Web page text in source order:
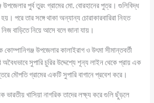
উপজেলার পুর্ব তুরং গ্রামের মো. বোরহানের পুত্র। গুলিবিদ্ধ
পরে তার সঙ্গে থাকা অন্যান্য চোরাকারবারিরা নিহত
বাড়িতে নিয়ে আসে বলে জানা যায়।
কোম্পানিগঞ্জ উপজেলার কালাইরাগ ও উৎমা সীমান্তবর্তী
অবৈধভাবে সুপারি চুরির উদ্দেশ্যে শূন্য লাইন থেকে প্রায় এক
মৌপতি গ্রামের একটি সুপারি বাগানে প্রবেশ করে।
ভারতীয় খাসিয়া নাগরিক তাদের লক্ষ্য করে গুলি ছুঁড়লে